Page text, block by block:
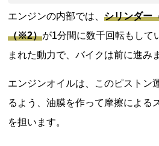
エンジンの内部では、シリンダー
（※2）が1分間に数千回転もして
まれた動力で、バイクは前に進み
エンジンオイルは、このピストン
るよう、油膜を作って摩擦による
を担います。